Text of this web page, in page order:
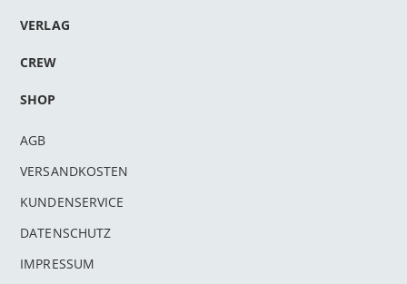
VERLAG
CREW
SHOP
AGB
VERSANDKOSTEN
KUNDENSERVICE
DATENSCHUTZ
IMPRESSUM